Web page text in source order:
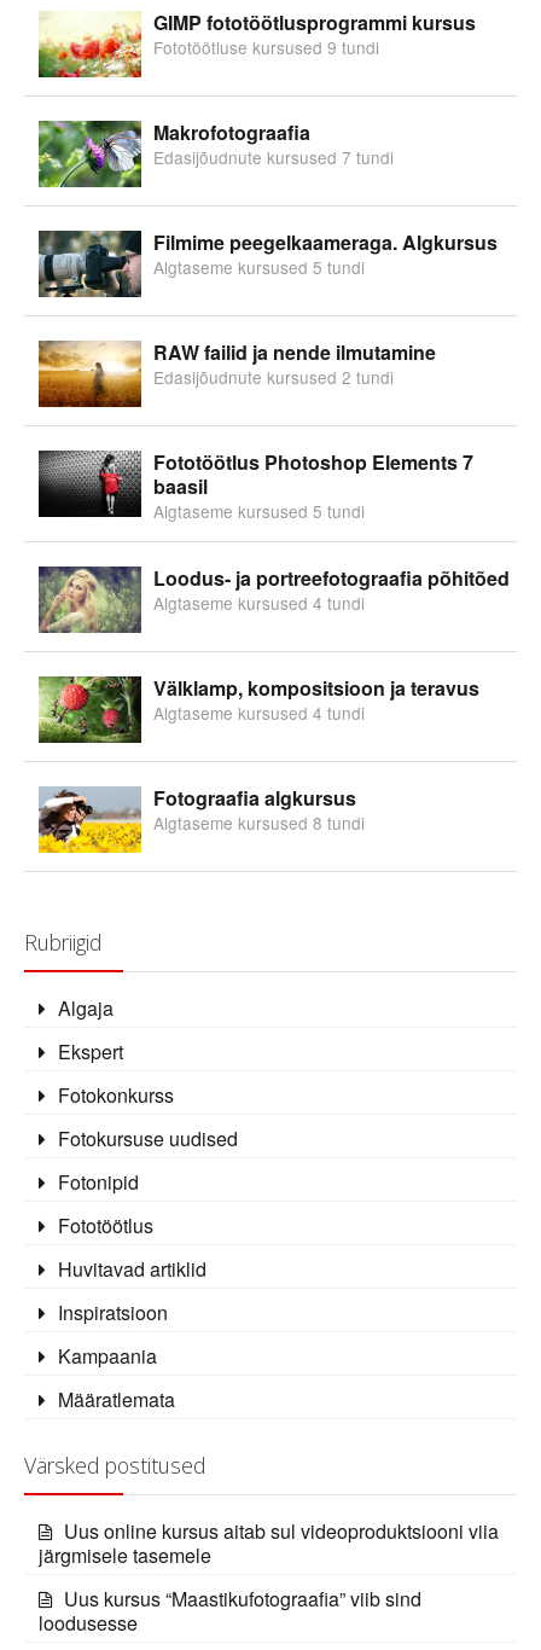
GIMP fototöötlusprogrammi kursus
Fototöötluse kursused 9 tundi
Makrofotograafia
Edasijõudnute kursused 7 tundi
Filmime peegelkaameraga. Algkursus
Algtaseme kursused 5 tundi
RAW failid ja nende ilmutamine
Edasijõudnute kursused 2 tundi
Fototöötlus Photoshop Elements 7
baasil
Algtaseme kursused 5 tundi
Loodus- ja portreefotograafia põhitõed
Algtaseme kursused 4 tundi
Välklamp, kompositsioon ja teravus
Algtaseme kursused 4 tundi
Fotograafia algkursus
Algtaseme kursused 8 tundi
Rubriigid
Algaja
Ekspert
Fotokonkurss
Fotokursuse uudised
Fotonipid
Fototöötlus
Huvitavad artiklid
Inspiratsioon
Kampaania
Määratlemata
Värsked postitused
Uus online kursus aitab sul videoproduktsiooni viia
järgmisele tasemele
Uus kursus “Maastikufotograafia” viib sind
loodusesse